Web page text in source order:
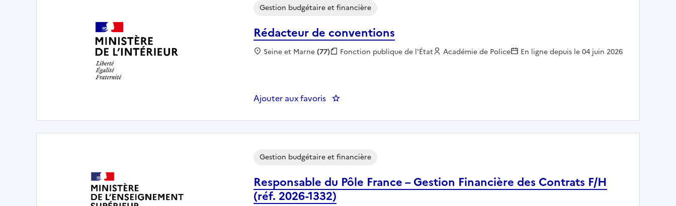
Rédacteur de conventions
Gestion budgétaire et financière
Localisation :
Seine et Marne(77) Fonction publique :
Fonction publique de l'État Employeur :
Académie de Police En ligne depuis le 04 juin 2026
Ajouter aux favoris : Rédacteur de conventions
Responsable du Pôle France – Gestion Financière des Contrats F/H
(réf. 2026-1332)
Gestion budgétaire et financière